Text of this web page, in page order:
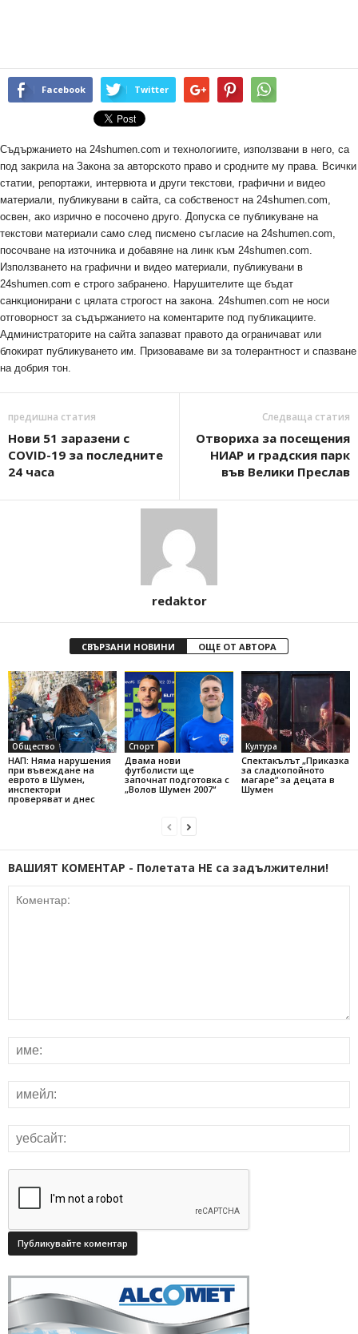
Facebook Twitter
Съдържанието на 24shumen.com и технологиите, използвани в него, са
под закрила на Закона за авторското право и сродните му права. Всички
статии, репортажи, интервюта и други текстови, графични и видео
материали, публикувани в сайта, са собственост на 24shumen.com,
освен, ако изрично е посочено друго. Допуска се публикуване на
текстови материали само след писмено съгласие на 24shumen.com,
посочване на източника и добавяне на линк към 24shumen.com.
Използването на графични и видео материали, публикувани в
24shumen.com е строго забранено. Нарушителите ще бъдат
санкционирани с цялата строгост на закона. 24shumen.com не носи
отговорност за съдържанието на коментарите под публикациите.
Администраторите на сайта запазват правото да ограничават или
блокират публикуването им. Призоваваме ви за толерантност и спазване
на добрия тон.
предишна статия
Нови 51 заразени с
COVID-19 за последните
24 часа
Следваща статия
Отвориха за посещения
НИАР и градския парк
във Велики Преслав
redaktor
СВЪРЗАНИ НОВИНИ ОЩЕ ОТ АВТОРА
Общество
НАП: Няма нарушения
при въвеждане на
еврото в Шумен,
инспектори
проверяват и днес
Спорт
Двама нови
футболисти ще
започнат подготовка с
„Волов Шумен 2007“
Култура
Спектакълът „Приказка
за сладкопойното
магаре“ за децата в
Шумен
ВАШИЯТ КОМЕНТАР - Полетата НЕ са задължителни!